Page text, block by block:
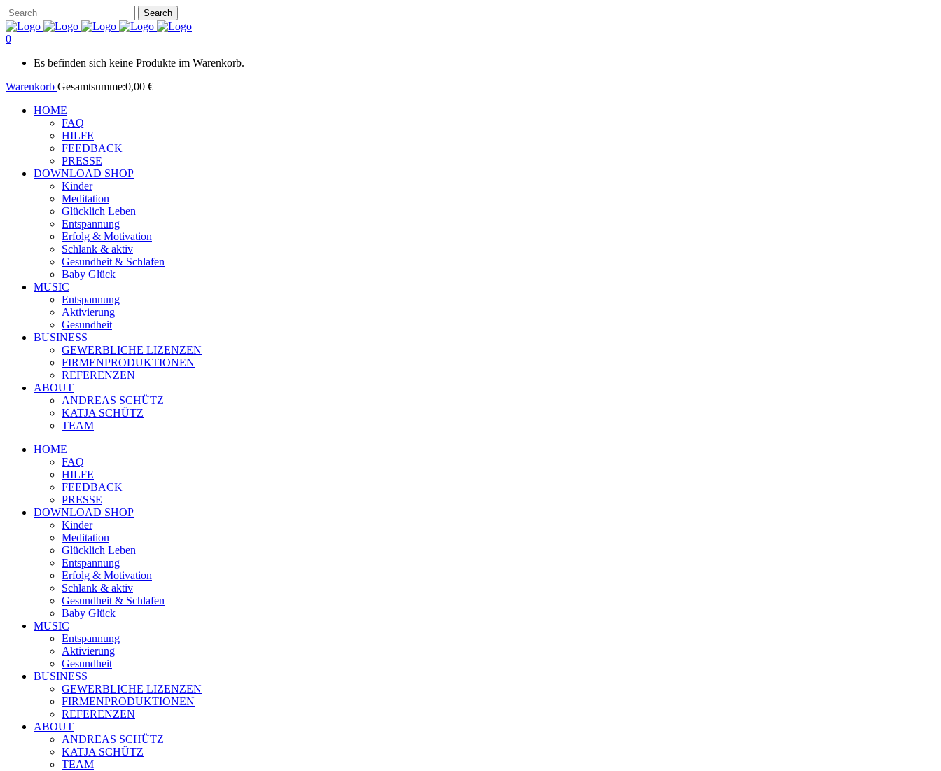
0
Es befinden sich keine Produkte im Warenkorb.
Warenkorb Gesamtsumme:0,00 €
HOME
FAQ
HILFE
FEEDBACK
PRESSE
DOWNLOAD SHOP
Kinder
Meditation
Glücklich Leben
Entspannung
Erfolg & Motivation
Schlank & aktiv
Gesundheit & Schlafen
Baby Glück
MUSIC
Entspannung
Aktivierung
Gesundheit
BUSINESS
GEWERBLICHE LIZENZEN
FIRMENPRODUKTIONEN
REFERENZEN
ABOUT
ANDREAS SCHÜTZ
KATJA SCHÜTZ
TEAM
HOME
FAQ
HILFE
FEEDBACK
PRESSE
DOWNLOAD SHOP
Kinder
Meditation
Glücklich Leben
Entspannung
Erfolg & Motivation
Schlank & aktiv
Gesundheit & Schlafen
Baby Glück
MUSIC
Entspannung
Aktivierung
Gesundheit
BUSINESS
GEWERBLICHE LIZENZEN
FIRMENPRODUKTIONEN
REFERENZEN
ABOUT
ANDREAS SCHÜTZ
KATJA SCHÜTZ
TEAM